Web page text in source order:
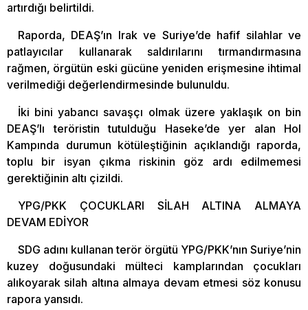
artırdığı belirtildi.
Raporda, DEAŞ’ın Irak ve Suriye’de hafif silahlar ve
patlayıcılar kullanarak saldırılarını tırmandırmasına
rağmen, örgütün eski gücüne yeniden erişmesine ihtimal
verilmediği değerlendirmesinde bulunuldu.
İki bini yabancı savaşçı olmak üzere yaklaşık on bin
DEAŞ’lı teröristin tutulduğu Haseke’de yer alan Hol
Kampında durumun kötüleştiğinin açıklandığı raporda,
toplu bir isyan çıkma riskinin göz ardı edilmemesi
gerektiğinin altı çizildi.
YPG/PKK ÇOCUKLARI SİLAH ALTINA ALMAYA
DEVAM EDİYOR
SDG adını kullanan terör örgütü YPG/PKK’nın Suriye’nin
kuzey doğusundaki mülteci kamplarından çocukları
alıkoyarak silah altına almaya devam etmesi söz konusu
rapora yansıdı.